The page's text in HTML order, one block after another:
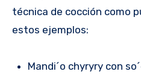
técnica de cocción como
estos ejemplos:
Mandi´o chyryry con